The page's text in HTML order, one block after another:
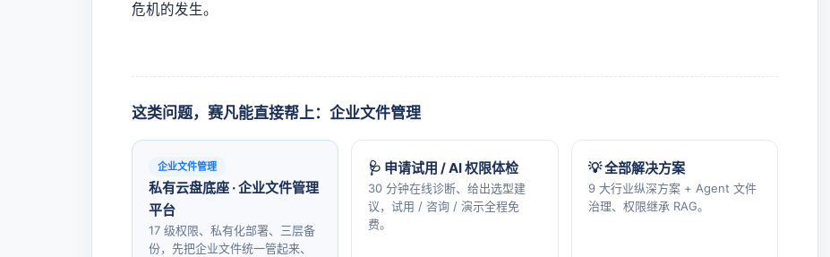
危机的发生。
这类问题，赛凡能直接帮上：企业文件管理
企业文件管理
私有云盘底座 · 企业文件管理
平台
17 级权限、私有化部署、三层备
份，先把企业文件统一管起来、
🩺 申请试用 / AI 权限体检
30 分钟在线诊断、给出选型建
议，试用 / 咨询 / 演示全程免
费。
💡 全部解决方案
9 大行业纵深方案 + Agent 文件
治理、权限继承 RAG。